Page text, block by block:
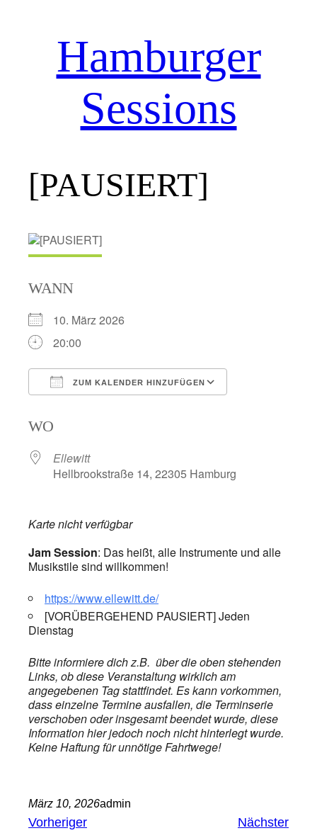
Hamburger
Sessions
[PAUSIERT]
WANN
10. März 2026
20:00
ZUM KALENDER HINZUFÜGEN
WO
Ellewitt
Hellbrookstraße 14, 22305 Hamburg
Karte nicht verfügbar
Jam Session: Das heißt, alle Instrumente und alle
Musikstile sind willkommen!
https://www.ellewitt.de/
[VORÜBERGEHEND PAUSIERT] Jeden
Dienstag
Bitte informiere dich z.B. über die oben stehenden
Links, ob diese Veranstaltung wirklich am
angegebenen Tag stattfindet. Es kann vorkommen,
dass einzelne Termine ausfallen, die Terminserie
verschoben oder insgesamt beendet wurde, diese
Information hier jedoch noch nicht hinterlegt wurde.
Keine Haftung für unnötige Fahrtwege!
März 10, 2026admin
Vorheriger Nächster